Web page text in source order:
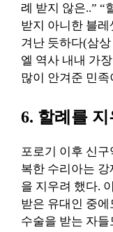
례 받지 않은..” “
받지 아니한 블
겨난 듯하다(삼
엘 역사 내내 가
많이 안겨준 민족
6. 할례를
포로기 이후 신
복한 수리아는
을 지우려 했다.
받은 유대인 중
수술을 받는 자